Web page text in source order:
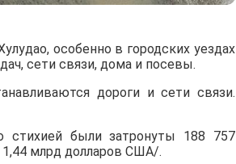
особенно в городских уездах
сети связи, дома и посевы.
дороги и сети связи.
стихией были затронуты 188 757
млрд долларов США/.